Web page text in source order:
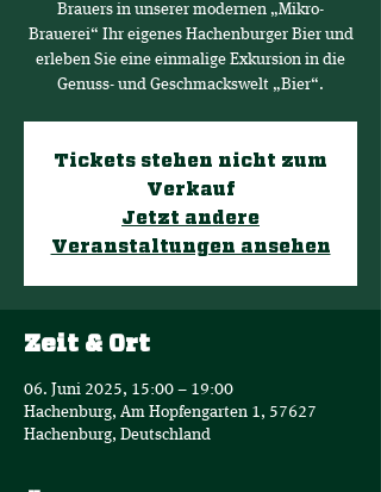
Brauers in unserer modernen „Mikro-
Brauerei“ Ihr eigenes Hachenburger Bier und
erleben Sie eine einmalige Exkursion in die
Genuss- und Geschmackswelt „Bier“.
Tickets stehen nicht zum
Verkauf
Jetzt andere
Veranstaltungen ansehen
Zeit & Ort
06. Juni 2025, 15:00 – 19:00
Hachenburg, Am Hopfengarten 1, 57627
Hachenburg, Deutschland